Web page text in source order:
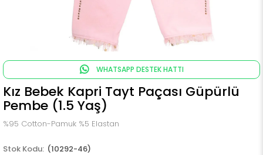
WHATSAPP DESTEK HATTI
Kız Bebek Kapri Tayt Paçası Güpürlü
Pembe (1.5 Yaş)
%95 Cotton-Pamuk %5 Elastan
(10292-46)